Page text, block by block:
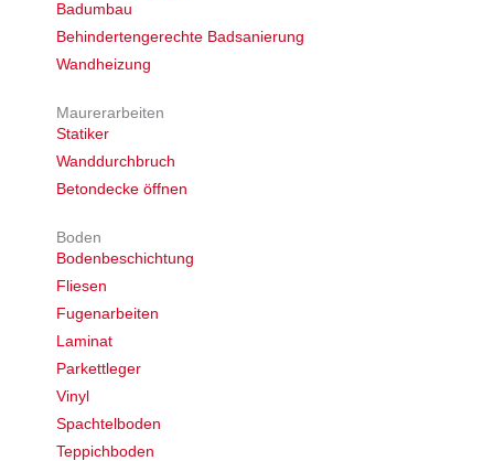
Badumbau
Behindertengerechte Badsanierung
Wandheizung
Maurerarbeiten
Statiker
Wanddurchbruch
Betondecke öffnen
Boden
Bodenbeschichtung
Fliesen
Fugenarbeiten
Laminat
Parkettleger
Vinyl
Spachtelboden
Teppichboden